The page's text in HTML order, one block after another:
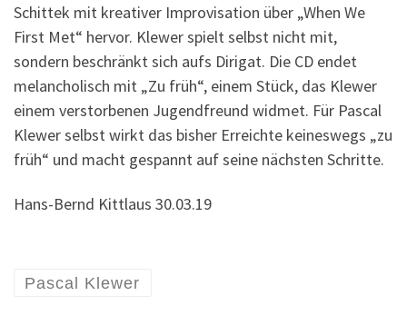
Schittek mit kreativer Improvisation über „When We
First Met“ hervor. Klewer spielt selbst nicht mit,
sondern beschränkt sich aufs Dirigat. Die CD endet
melancholisch mit „Zu früh“, einem Stück, das Klewer
einem verstorbenen Jugendfreund widmet. Für Pascal
Klewer selbst wirkt das bisher Erreichte keineswegs „zu
früh“ und macht gespannt auf seine nächsten Schritte.
Hans-Bernd Kittlaus 30.03.19
Pascal Klewer